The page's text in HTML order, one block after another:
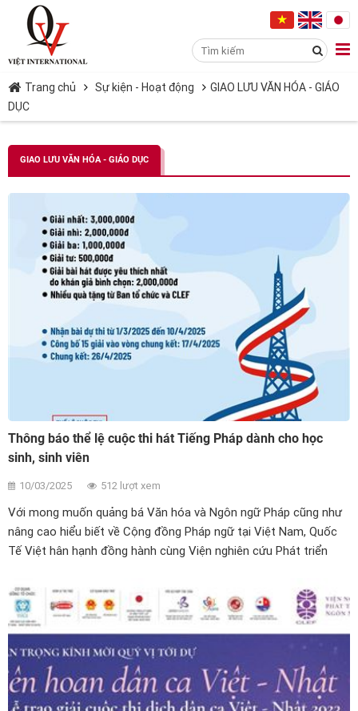
Trang chủ Sự kiện - Hoạt động
GIAO LƯU VĂN HÓA - GIÁO
DỤC
GIAO LƯU VĂN HÓA - GIÁO DỤC
Thông báo thể lệ cuộc thi hát Tiếng Pháp dành cho học
sinh, sinh viên
10/03/2025 512 lượt xem
Với mong muốn quảng bá Văn hóa và Ngôn ngữ Pháp cũng như
nâng cao hiểu biết về Cộng đồng Pháp ngữ tại Việt Nam, Quốc
Tế Việt hân hạnh đồng hành cùng Viện nghiên cứu Phát triển
Ngôn ngữ và Văn hóa Pháp - Trường Đại học Ngoại ngữ,
ĐHQGHN tổ chức Cuộc thi “Hát tiếng Pháp dành cho học sinh,
sinh viên".